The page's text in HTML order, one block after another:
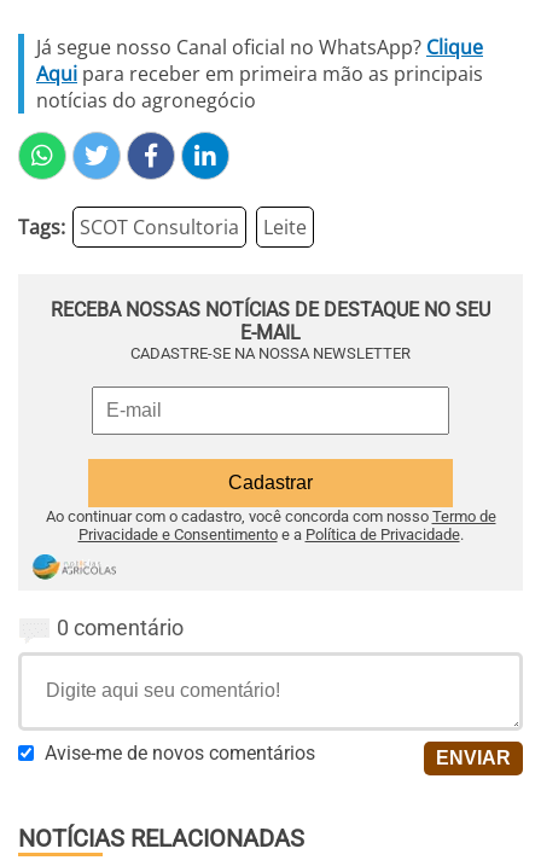
Já segue nosso Canal oficial no WhatsApp? Clique
Aqui para receber em primeira mão as principais
notícias do agronegócio
Tags: SCOT Consultoria Leite
RECEBA NOSSAS NOTÍCIAS DE DESTAQUE NO SEU
E-MAIL
CADASTRE-SE NA NOSSA NEWSLETTER
Ao continuar com o cadastro, você concorda com nosso Termo de
Privacidade e Consentimentoe a Política de Privacidade.
0 comentário
Avise-me de novos comentários
NOTÍCIAS RELACIONADAS